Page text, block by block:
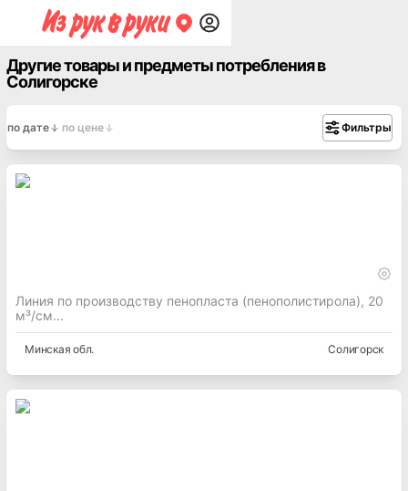
Другие товары и предметы потребления в
Солигорске
по дате по цене Фильтры
Линия по производству пенопласта (пенополистирола), 20
м³/см...
Минская обл. Солигорск